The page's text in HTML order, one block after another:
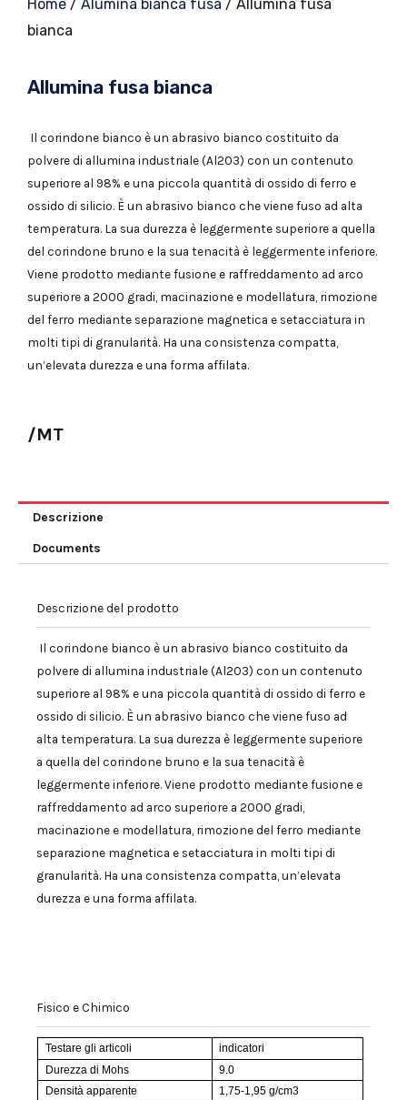
Home / Alumina bianca fusa / Allumina fusa
bianca
Allumina fusa bianca
Il corindone bianco è un abrasivo bianco costituito da
polvere di allumina industriale (Al2O3) con un contenuto
superiore al 98% e una piccola quantità di ossido di ferro e
ossido di silicio. È un abrasivo bianco che viene fuso ad alta
temperatura. La sua durezza è leggermente superiore a quella
del corindone bruno e la sua tenacità è leggermente inferiore.
Viene prodotto mediante fusione e raffreddamento ad arco
superiore a 2000 gradi, macinazione e modellatura, rimozione
del ferro mediante separazione magnetica e setacciatura in
molti tipi di granularità. Ha una consistenza compatta,
un’elevata durezza e una forma affilata.
/MT
Descrizione
Documents
Descrizione del prodotto
Il corindone bianco è un abrasivo bianco costituito da
polvere di allumina industriale (Al2O3) con un contenuto
superiore al 98% e una piccola quantità di ossido di ferro e
ossido di silicio. È un abrasivo bianco che viene fuso ad
alta temperatura. La sua durezza è leggermente superiore
a quella del corindone bruno e la sua tenacità è
leggermente inferiore. Viene prodotto mediante fusione e
raffreddamento ad arco superiore a 2000 gradi,
macinazione e modellatura, rimozione del ferro mediante
separazione magnetica e setacciatura in molti tipi di
granularità. Ha una consistenza compatta, un’elevata
durezza e una forma affilata.
Fisico e Chimico
Testare gli articoli
indicatori
Durezza di Mohs
9.0
Densità apparente
1,75-1,95 g/cm3